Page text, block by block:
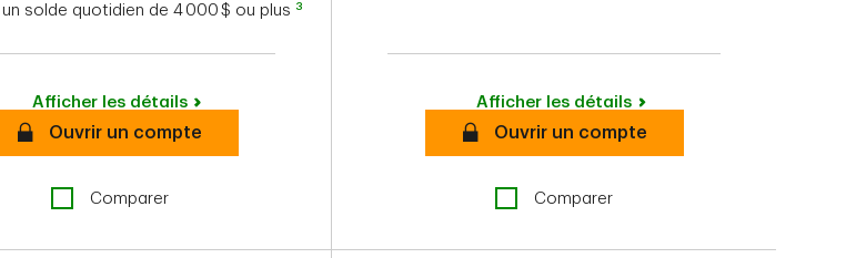
solde quotidien de 4 000 $ ou plus 3
Afficher les détails
secureOuvrir un compte
Comparer
Afficher les détails
Sécurisé
Ouvrir un compte
Comparer